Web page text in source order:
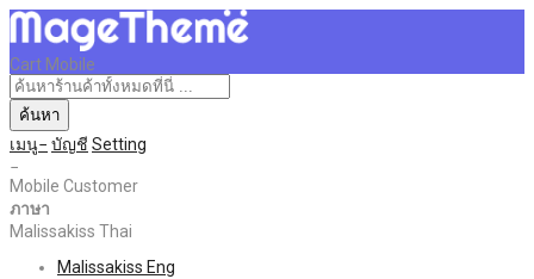
Cart Mobile
ค้นหา
เมนู บัญชี Setting
Mobile Customer
ภาษา
Malissakiss Thai
Malissakiss Eng